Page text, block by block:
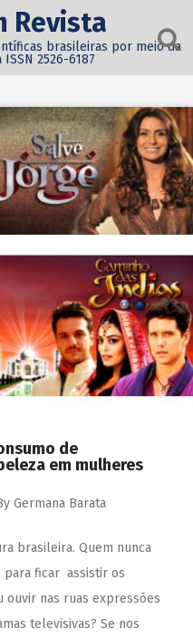
ferramentas
Revista
brasileiras por meio da
2526-6187
de
em mulheres
Germana Barata
brasileira. Quem nunca
para ficar assistir os
ouvir nas ruas expressões
televisivas? Se nos